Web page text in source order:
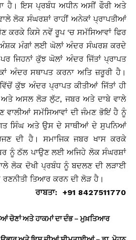
ਹੈ। ਇਸ ਪ੍ਰਬੰਧ ਅਧੀਨ ਅਸੀਂ ਫੌਰੀ ਅਤੇ
ਲੋਕ ਸੰਘਰਸ਼ਾਂ ਰਾਹੀਂ ਅਨੇਕਾਂ ਪ੍ਰਾਪਤੀਆਂ
ਕਰਕੇ ਕਿਸੇ ਨਵੇਂ ਰੂਪ ‘ਚ ਸਮੱਸਿਆਵਾਂ ਫਿਰ
ਮੰਗਾਂ ਲਈ ਘੋਲਾਂ ਅੰਦਰ ਸੰਘਰਸ਼ ਕਰਦੇ
ਜਿਹਨਾਂ ਕੁੱਝ ਘੋਲਾਂ ਅੰਦਰ ਜਿੱਤਾਂ ਪ੍ਰਾਪਤ
ਅੰਦਰ ਸਥਾਪਤ ਕਰਨਾ ਅਤਿ ਜ਼ਰੂਰੀ ਹੈ।
ਕੁੱਝ ਅੰਦਰ ਪ੍ਰਾਪਤ ਕੀਤੀਆਂ ਜਿੱਤਾਂ ਹੀ
ਅਤੇ ਅਸਲ ਲੋੜ ਲੁੱਟ, ਜਬਰ ਅਤੇ ਦਾਬੇ ਵਾਲੇ
ਵਾਲੀਆਂ ਸਮੱਸਿਆਵਾਂ ਦੀ ਜੰਮਣ ਭੋਇਂ ਹੈ ਨੂੰ
ਸਿੰਘ ਅਤੇ ਉਸ ਦੇ ਸਾਥੀਆਂ ਦੇ ਸੁਪਨਿਆਂ
ਦੀ ਹੈ। ਸਮਾਜਿਕ ਜਬਰ ਖਾਸ ਕਰਕੇ
ਨੂੰ ਠੱਲ ਪਾਉਣ ਲਈ ਅਜਿਹੇ ਲੋਕ ਸੰਘਰਸ਼ਾਂ
ਲੋਕ ਦੋਖੀ ਪ੍ਰਬੰਧ ਨੂੰ ਬਦਲਣ ਦੀ ਲੜਾਈ
ਤਿਆਰ ਕਰਨ ਦੀ ਲੋੜ ਹੈ।
ਰਾਬਤਾ: +91 8427511770
ਚੋਣਾਂ ਅਤੇ ਹਾਕਮਾਂ ਦਾ ਦੰਭ – ਮੁਖ਼ਤਿਆਰ